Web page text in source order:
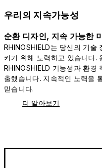
우리의 지속가능성
순환 디자인, 지속 가능한
RHINOSHIELD는 당신의 기
키기 위해 노력하고 있습니다.
RHINOSHIELD 기능성과 환
출했습니다. 지속적인 노력을
믿습니다.
더 알아보기